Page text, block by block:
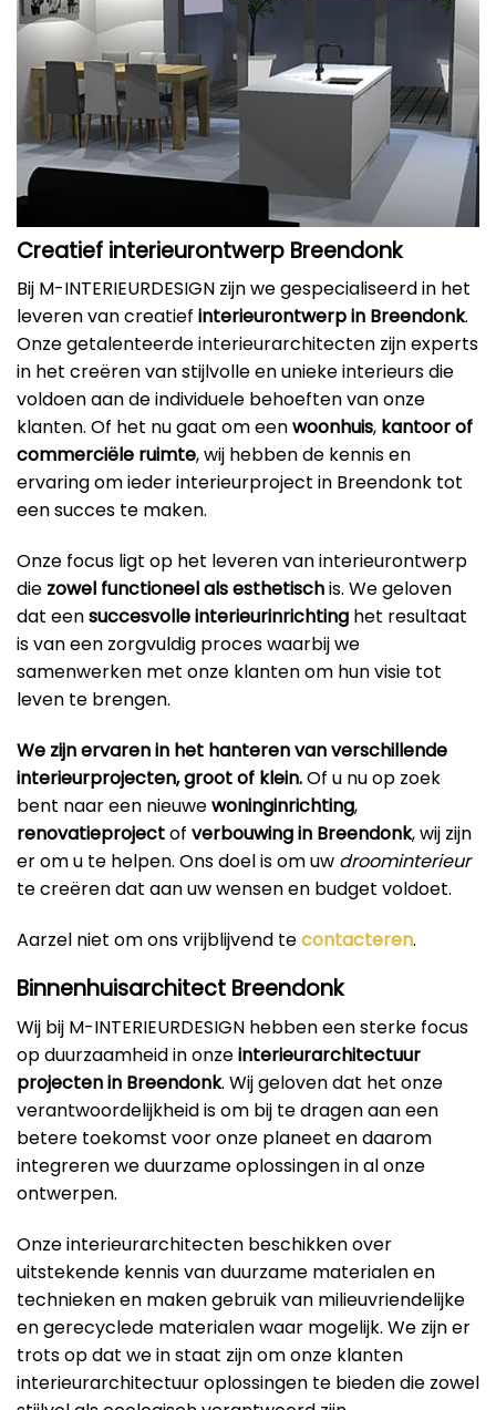
Creatief interieurontwerp Breendonk
Bij M-INTERIEURDESIGN zijn we gespecialiseerd in het
leveren van creatief interieurontwerp in Breendonk.
Onze getalenteerde interieurarchitecten zijn experts
in het creëren van stijlvolle en unieke interieurs die
voldoen aan de individuele behoeften van onze
klanten. Of het nu gaat om eenwoonhuis, kantoorof
commerciële ruimte, wij hebben de kennis en
ervaring om ieder interieurproject in Breendonk tot
een succes te maken.
Onze focus ligt op het leveren van interieurontwerp
die zowel functioneel als esthetischis. We geloven
dat eensuccesvolle interieurinrichting het resultaat
is van een zorgvuldig proces waarbij we
samenwerken met onze klanten om hun visie tot
leven te brengen.
We zijn ervaren in het hanteren van verschillende
interieurprojecten, groot of klein.Of u nu op zoek
bent naar een nieuwewoninginrichting,
renovatieprojectof verbouwing in Breendonk, wij zijn
er om u te helpen. Ons doel is om uw droominterieur
te creëren dat aan uw wensen en budget voldoet.
Aarzel niet om ons vrijblijvend tecontacteren.
Binnenhuisarchitect Breendonk
Wij bij M-INTERIEURDESIGN hebben een sterke focus
op duurzaamheid in onzeinterieurarchitectuur
projecten in Breendonk. Wij geloven dat het onze
verantwoordelijkheid is om bij te dragen aan een
betere toekomst voor onze planeet en daarom
integreren we duurzame oplossingen in al onze
ontwerpen.
Onze interieurarchitecten beschikken over
uitstekende kennis van duurzame materialen en
technieken en maken gebruik van milieuvriendelijke
en gerecyclede materialen waar mogelijk. We zijn er
trots op dat we in staat zijn om onze klanten
interieurarchitectuur oplossingen te bieden die zowel